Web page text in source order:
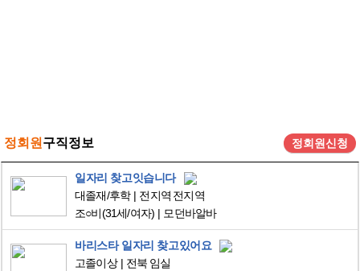
정회원 구직정보 정회원신청
일자리 찾고잇습니다
대졸재/후학
전지역 전지역
조○비(31세/여자) 모던바알바
바리스타 일자리 찾고있어요
고졸이상
전북 임실